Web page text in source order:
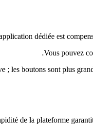
dédiée est
Vous pouvez
; les boutons sont plus
de la plateforme